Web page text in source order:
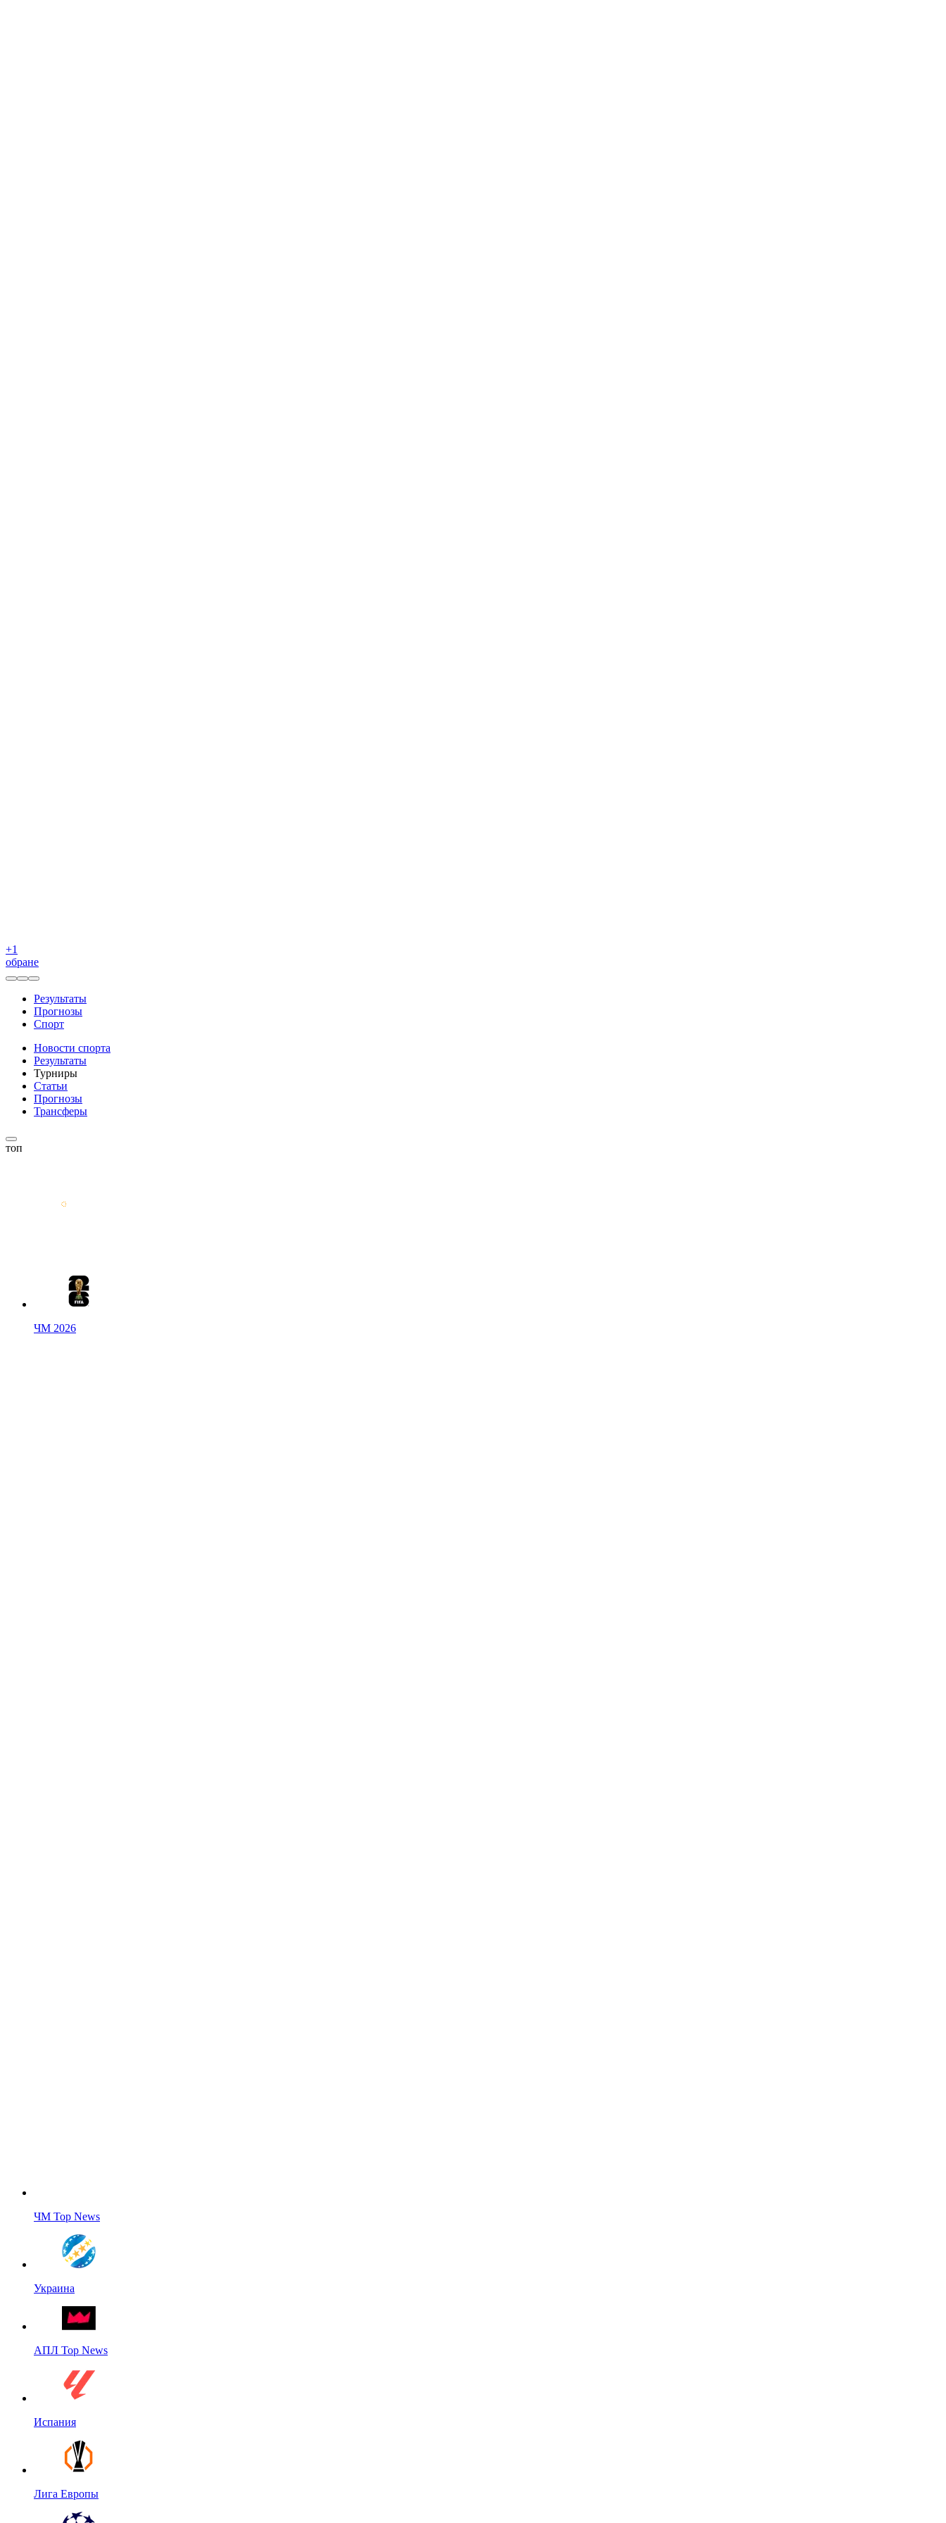
+1
обране
Результаты
Прогнозы
Спорт
Новости спорта
Результаты
Турниры
Статьи
Прогнозы
Трансферы
топ
ЧМ 2026
ЧМ Top News
Украина
АПЛ Top News
Испания
Лига Европы